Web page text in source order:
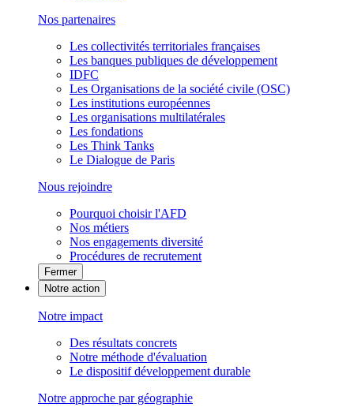
Nos partenaires
Les collectivités territoriales françaises
Les banques publiques de développement
IDFC
Les Organisations de la société civile (OSC)
Les institutions européennes
Les organisations multilatérales
Les fondations
Les Think Tanks
Le Dialogue de Paris
Nous rejoindre
Pourquoi choisir l'AFD
Nos métiers
Nos engagements diversité
Procédures de recrutement
Fermer
Notre action
Notre impact
Des résultats concrets
Notre méthode d'évaluation
Le dispositif développement durable
Notre approche par géographie